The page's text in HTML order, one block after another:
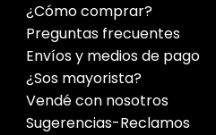
¿Cómo comprar?
Preguntas frecuentes
Envíos y medios de pago
¿Sos mayorista?
Vendé con nosotros
Sugerencias-Reclamos